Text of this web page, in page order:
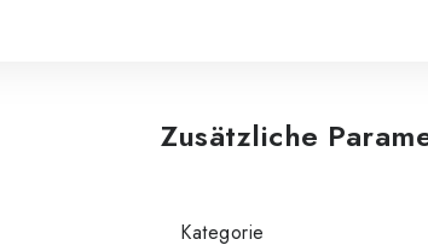
Zusätzliche
Kategorie